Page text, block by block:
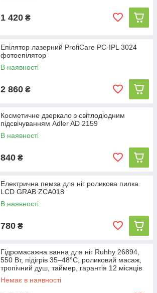
1 420 ₴
Епілятор лазерний ProfiCare PC-IPL 3024
фотоепілятор
В наявності
2 860 ₴
Косметичне дзеркало з світлодіодним
підсвічуванням Adler AD 2159
В наявності
840 ₴
Електрична пемза для ніг роликова пилка
LCD GRAB ZCA018
В наявності
780 ₴
Гідромасажна ванна для ніг Ruhhy 26894,
550 Вт, підігрів 35–48°C, роликовий масаж,
тропічний душ, таймер, гарантія 12 місяців
Немає в наявності